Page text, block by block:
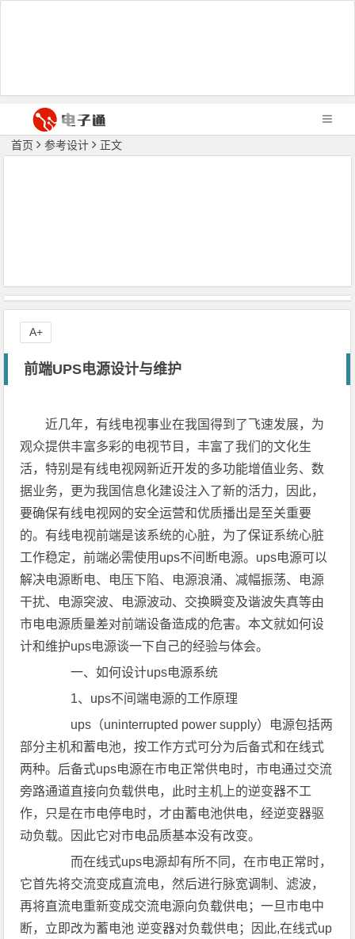
首页 参考设计 正文
前端UPS电源设计与维护
近几年，有线电视事业在我国得到了飞速发展，为
观众提供丰富多彩的电视节目，丰富了我们的文化生
活，特别是有线电视网新近开发的多功能增值业务、数
据业务，更为我国信息化建设注入了新的活力，因此，
要确保有线电视网的安全运营和优质播出是至关重要
的。有线电视前端是该系统的心脏，为了保证系统心脏
工作稳定，前端必需使用ups不间断电源。ups电源可以
解决电源断电、电压下陷、电源浪涌、减幅振荡、电源
干扰、电源突波、电源波动、交换瞬变及谐波失真等由
市电电源质量差对前端设备造成的危害。本文就如何设
计和维护ups电源谈一下自己的经验与体会。
一、如何设计ups电源系统
1、ups不间端电源的工作原理
ups（uninterrupted power supply）电源包括两
部分主机和蓄电池，按工作方式可分为后备式和在线式
两种。后备式ups电源在市电正常供电时，市电通过交流
旁路通道直接向负载供电，此时主机上的逆变器不工
作，只是在市电停电时，才由蓄电池供电，经逆变器驱
动负载。因此它对市电品质基本没有改变。
而在线式ups电源却有所不同，在市电正常时，
它首先将交流变成直流电，然后进行脉宽调制、滤波，
再将直流电重新变成交流电源向负载供电；一旦市电中
断，立即改为蓄电池 逆变器对负载供电；因此,在线式up
A+